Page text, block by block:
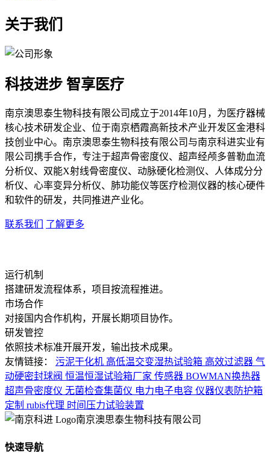
关于我们
科技进步 智享医疗
南京澳思泰生物科技有限公司成立于2014年10月，为医疗器械
核心技术研发企业、位于南京栖霞高新技术产业开发区金港科
技创业中心。南京澳思泰生物科技有限公司与南京科进实业有
限公司携手合作，专注于超声骨密度仪、超声经颅多普勒血流
分析仪、双能X射线骨密度仪、动脉硬化检测仪、人体成分分
析仪、心率变异分析仪、肺功能仪等医疗检测仪器的核心硬件
和软件的研发，共同推进产业化。
联系我们 了解更多
运行机制
搭建研发流程体系，项目按流程推进。
市场合作
对接国内合作机构，开展长期项目协作。
研发管控
依照技术标准开展开发，输出技术成果。
友情链接：
污泥干化机 高低温交变湿热试验箱 高效过滤器 气
动硬密封球阀 恒温恒湿试验箱厂家 传感器 BOWMAN换热器
超声骨密度仪 无菌检查集菌仪 电力电子电容 仪器仪表防护箱
定制 rubis代理 时间压力试验装置
南京澳思泰生物科技有限公司
快速导航